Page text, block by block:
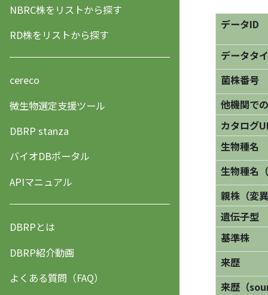
NBRC株をリストから探す
RD株をリストから探す
cereco
微生物選定支援ツール
DBRP stanza
バイオDBポータル
APIマニュアル
DBRPとは
DBRP紹介動画
よくある質問（FAQ）
データID
データタ
菌株番号
他機関で
カタログ
生物種名
生物種名
親株（変
遺伝子型
基準株
来歴
来歴（